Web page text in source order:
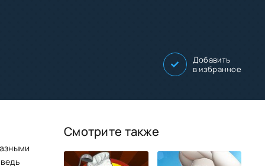
Добавить
в избранное
Смотрите также